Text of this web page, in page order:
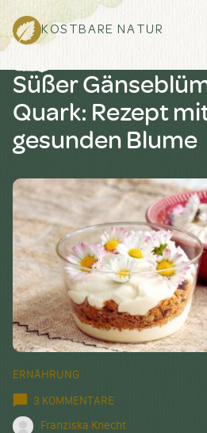
KOSTBARE NATUR
Süßer
Quark: Rezept
gesunden Blume
ERNÄHRUNG
3 KOMMENTARE
Franziska Knecht